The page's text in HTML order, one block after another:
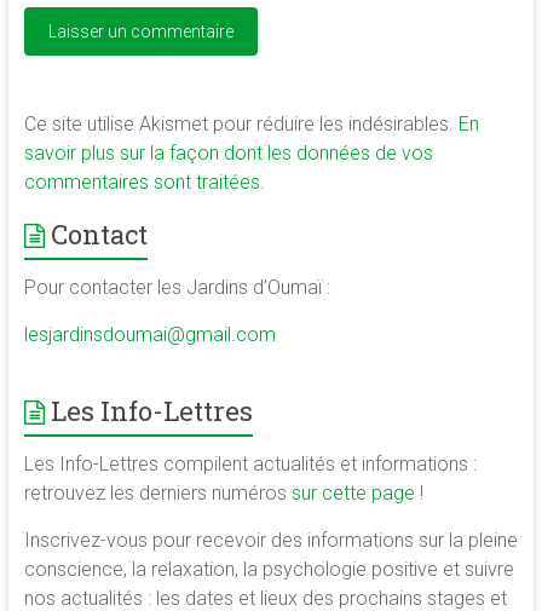
Ce site utilise Akismet pour réduire les indésirables. En
savoir plus sur la façon dont les données de vos
commentaires sont traitées
Contact
Pour contacter les Jardins d’Oumaï :
lesjardinsdoumai@gmail.com
Les Info-Lettres
Les Info-Lettres compilent actualités et informations :
retrouvez les derniers numéros sur cette page !
Inscrivez-vous pour recevoir des informations sur la pleine
conscience, la relaxation, la psychologie positive et suivre
nos actualités : les dates et lieux des prochains stages et